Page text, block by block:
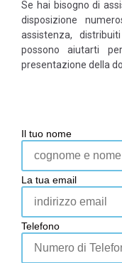
Se hai bisogno di
disposizione
assistenza,
possono aiutarti
presentazione della
Il tuo nome
La tua email
Telefono